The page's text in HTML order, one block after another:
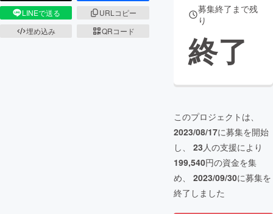
LINEで送る
URLコピー
埋め込み
QRコード
募集終了まで残
り
終了
このプロジェクトは、
2023/08/17に募集を開始
し、 23人の支援により
199,540円の資金を集
め、 2023/09/30に募集を
終了しました